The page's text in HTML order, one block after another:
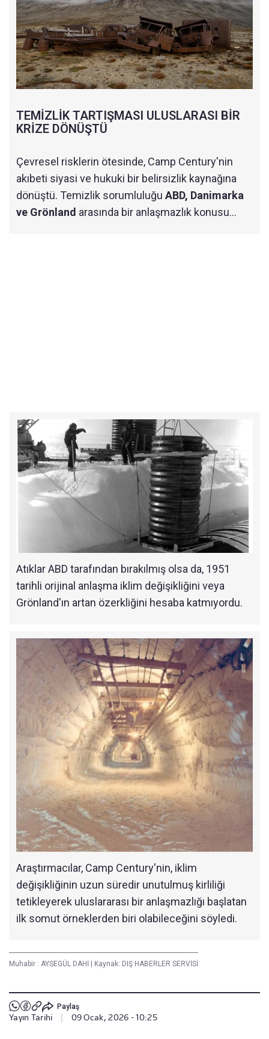
TEMİZLİK TARTIŞMASI ULUSLARASI BİR
KRİZE DÖNÜŞTÜ
Çevresel risklerin ötesinde, Camp Century'nin
akıbeti siyasi ve hukuki bir belirsizlik kaynağına
dönüştü. Temizlik sorumluluğu ABD, Danimarka
ve Grönland arasında bir anlaşmazlık konusu...
Atıklar ABD tarafından bırakılmış olsa da, 1951
tarihli orijinal anlaşma iklim değişikliğini veya
Grönland'ın artan özerkliğini hesaba katmıyordu.
Araştırmacılar, Camp Century'nin, iklim
değişikliğinin uzun süredir unutulmuş kirliliği
tetikleyerek uluslararası bir anlaşmazlığı başlatan
ilk somut örneklerden biri olabileceğini söyledi.
Muhabir : AYSEGÜL DAHİ Kaynak: DIŞ HABERLER SERVİSİ
Paylaş
Yayın Tarihi 09 Ocak, 2026 - 10:25